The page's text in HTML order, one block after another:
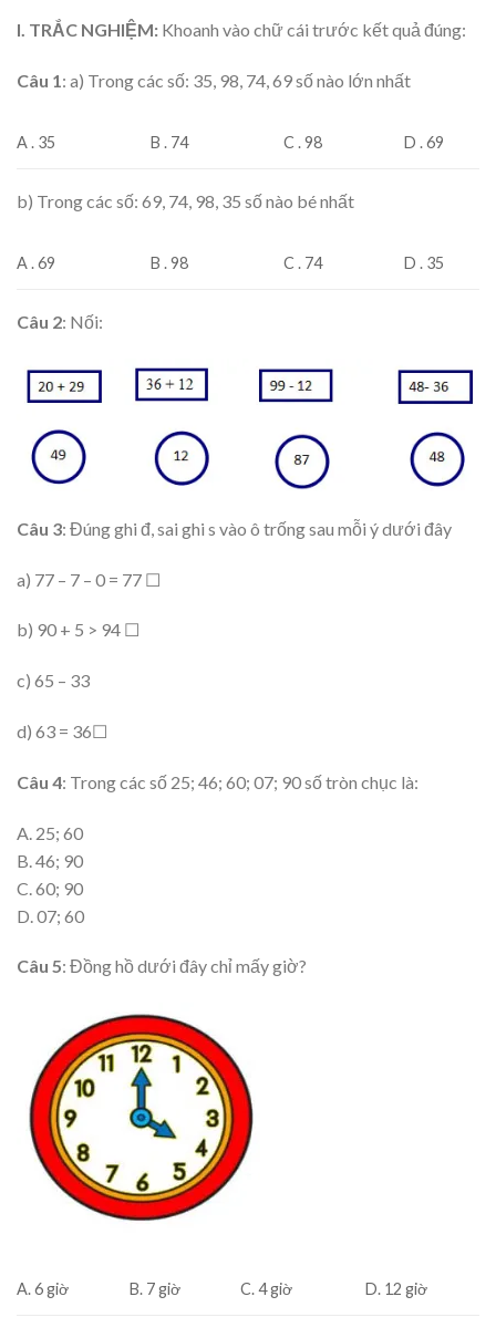
I. TRẮC NGHIỆM: Khoanh vào chữ cái trước kết quả đúng:
Câu 1: a) Trong các số: 35, 98, 74, 69 số nào lớn nhất
A . 35 B . 74 C . 98 D . 69
b) Trong các số: 69, 74, 98, 35 số nào bé nhất
A . 69 B . 98 C . 74 D . 35
Câu 2: Nối:
Câu 3: Đúng ghi đ, sai ghi s vào ô trống sau mỗi ý dưới đây
a) 77 – 7 – 0 = 77 ☐
b) 90 + 5 > 94 ☐
c) 65 – 33
d) 63 = 36☐
Câu 4: Trong các số 25; 46; 60; 07; 90 số tròn chục là:
A. 25; 60
B. 46; 90
C. 60; 90
D. 07; 60
Câu 5: Đồng hồ dưới đây chỉ mấy giờ?
A. 6 giờ B. 7 giờ C. 4 giờ D. 12 giờ